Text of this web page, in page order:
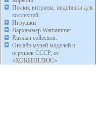
Полки, витрины, подставки для
коллекций.
Игрушки
Вархаммер Warhammer
Russian collection.
Онлайн музей моделей и
игрушек СССР, от
«ХОББИПЛЮС»